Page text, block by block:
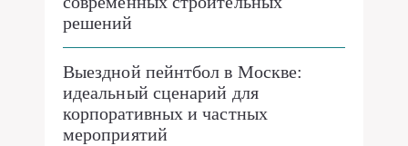
решений
Выездной пейнтбол в Москве:
идеальный сценарий для
корпоративных и частных
мероприятий